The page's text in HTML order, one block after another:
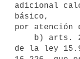
adicional
básico,
por atención
de la ley